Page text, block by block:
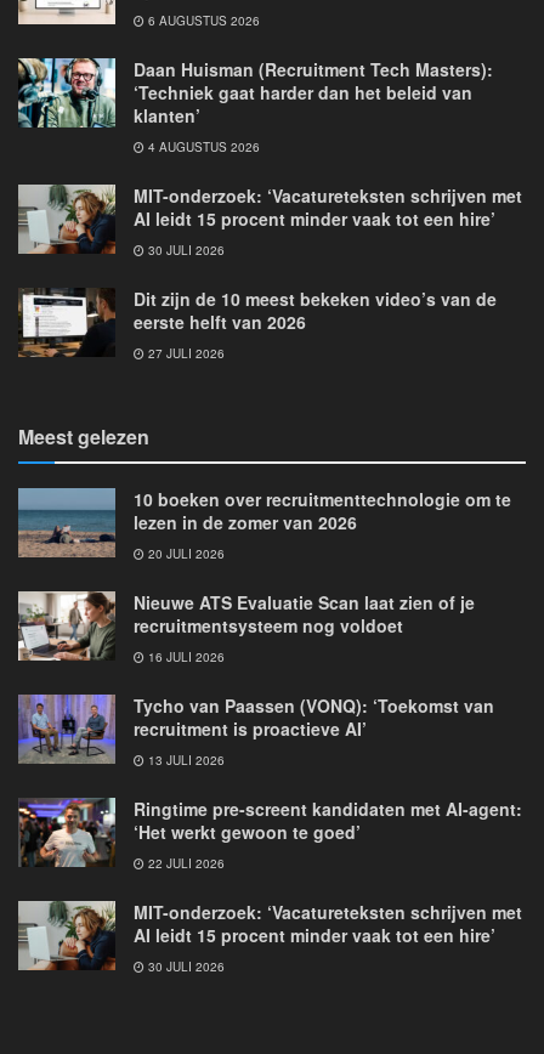
6 AUGUSTUS 2026
Daan Huisman (Recruitment Tech Masters):
‘Techniek gaat harder dan het beleid van
klanten’
4 AUGUSTUS 2026
MIT-onderzoek: ‘Vacatureteksten schrijven met
AI leidt 15 procent minder vaak tot een hire’
30 JULI 2026
Dit zijn de 10 meest bekeken video’s van de
eerste helft van 2026
27 JULI 2026
Meest gelezen
10 boeken over recruitmenttechnologie om te
lezen in de zomer van 2026
20 JULI 2026
Nieuwe ATS Evaluatie Scan laat zien of je
recruitmentsysteem nog voldoet
16 JULI 2026
Tycho van Paassen (VONQ): ‘Toekomst van
recruitment is proactieve AI’
13 JULI 2026
Ringtime pre-screent kandidaten met AI-agent:
‘Het werkt gewoon te goed’
22 JULI 2026
MIT-onderzoek: ‘Vacatureteksten schrijven met
AI leidt 15 procent minder vaak tot een hire’
30 JULI 2026